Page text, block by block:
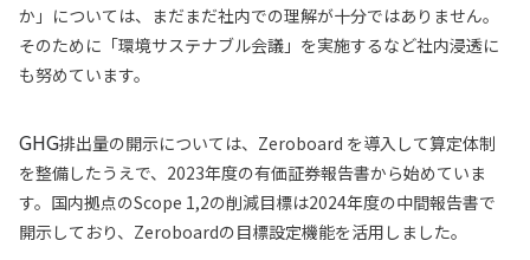
か」については、まだまだ社内での理解が十分ではありません。
そのために「環境サステナブル会議」を実施するなど社内浸透に
も努めています。
GHG排出量の開示については、Zeroboard を導入して算定体制
を整備したうえで、2023年度の有価証券報告書から始めていま
す。国内拠点のScope 1,2の削減目標は2024年度の中間報告書で
開示しており、Zeroboardの目標設定機能を活用しました。